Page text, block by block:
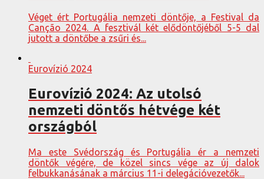
Véget ért Portugália nemzeti döntője, a Festival da
Canção 2024. A fesztivál két elődöntőjéből 5-5 dal
jutott a döntőbe a zsűri és...
Eurovízió 2024
Eurovízió 2024: Az utolsó
nemzeti döntős hétvége két
országból
Ma este Svédország és Portugália ér a nemzeti
döntők végére, de közel sincs vége az új dalok
felbukkanásának a március 11-i delegációvezetők...